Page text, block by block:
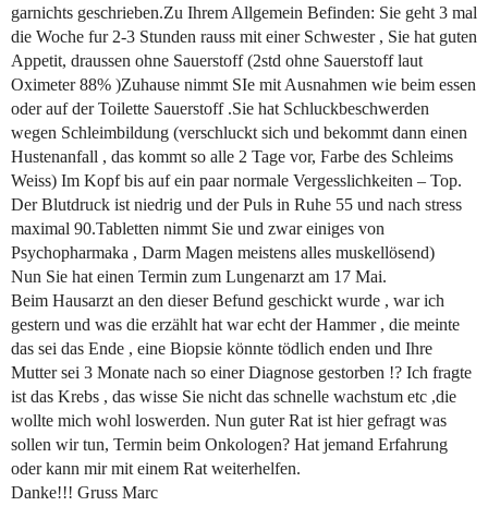
garnichts geschrieben.Zu Ihrem Allgemein Befinden: Sie geht 3 mal
die Woche fur 2-3 Stunden rauss mit einer Schwester , Sie hat guten
Appetit, draussen ohne Sauerstoff (2std ohne Sauerstoff laut
Oximeter 88% )Zuhause nimmt SIe mit Ausnahmen wie beim essen
oder auf der Toilette Sauerstoff .Sie hat Schluckbeschwerden
wegen Schleimbildung (verschluckt sich und bekommt dann einen
Hustenanfall , das kommt so alle 2 Tage vor, Farbe des Schleims
Weiss) Im Kopf bis auf ein paar normale Vergesslichkeiten – Top.
Der Blutdruck ist niedrig und der Puls in Ruhe 55 und nach stress
maximal 90.Tabletten nimmt Sie und zwar einiges von
Psychopharmaka , Darm Magen meistens alles muskellösend)
Nun Sie hat einen Termin zum Lungenarzt am 17 Mai.
Beim Hausarzt an den dieser Befund geschickt wurde , war ich
gestern und was die erzählt hat war echt der Hammer , die meinte
das sei das Ende , eine Biopsie könnte tödlich enden und Ihre
Mutter sei 3 Monate nach so einer Diagnose gestorben !? Ich fragte
ist das Krebs , das wisse Sie nicht das schnelle wachstum etc ,die
wollte mich wohl loswerden. Nun guter Rat ist hier gefragt was
sollen wir tun, Termin beim Onkologen? Hat jemand Erfahrung
oder kann mir mit einem Rat weiterhelfen.
Danke!!! Gruss Marc